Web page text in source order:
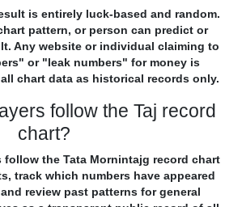
is entirely luck-based and random.
pattern, or person can predict or
Any website or individual claiming to
or "leak numbers" for money is
chart data as historical records only.
follow the Taj record
chart?
follow the Tata Mornintajg record chart
track which numbers have appeared
review past patterns for general